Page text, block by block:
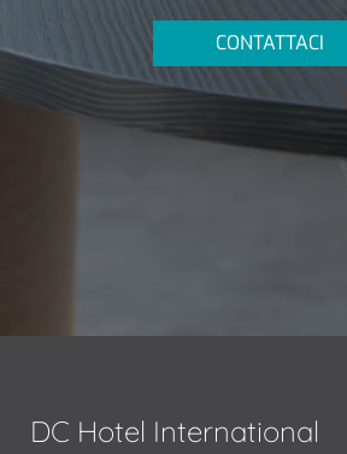
CONTATTACI
DC Hotel International